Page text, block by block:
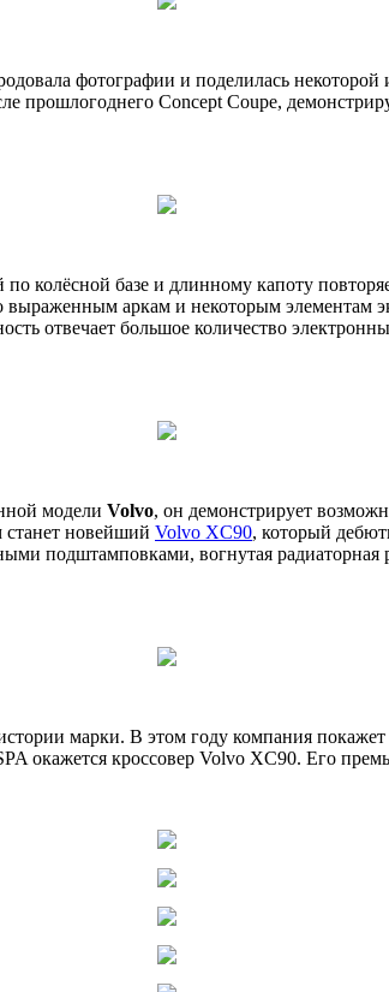
фотографии и поделилась
прошлогоднего Concept Coupe,
колёсной базе и длинному капоту
аркам и некоторым элементам
отвечает большое количество
модели Volvo, он демонстрирует
станет новейший Volvo XC90, который
подштамповками, вогнутая
марки. В этом году компания
окажется кроссовер Volvo XC90. Его